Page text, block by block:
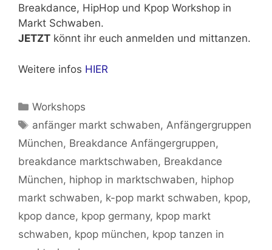
Breakdance, HipHop und Kpop Workshop in
Markt Schwaben.
JETZT könnt ihr euch anmelden und mittanzen.
Weitere infos HIER
Kategorien
Workshops
Schlagwörter
anfänger markt schwaben, Anfängergruppen
München, Breakdance Anfängergruppen,
breakdance marktschwaben, Breakdance
München, hiphop in marktschwaben, hiphop
markt schwaben, k-pop markt schwaben, kpop,
kpop dance, kpop germany, kpop markt
schwaben, kpop münchen, kpop tanzen in